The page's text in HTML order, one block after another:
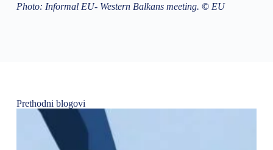
Photo: Informal EU- Western Balkans meeting. ©EU
Prethodni blogovi